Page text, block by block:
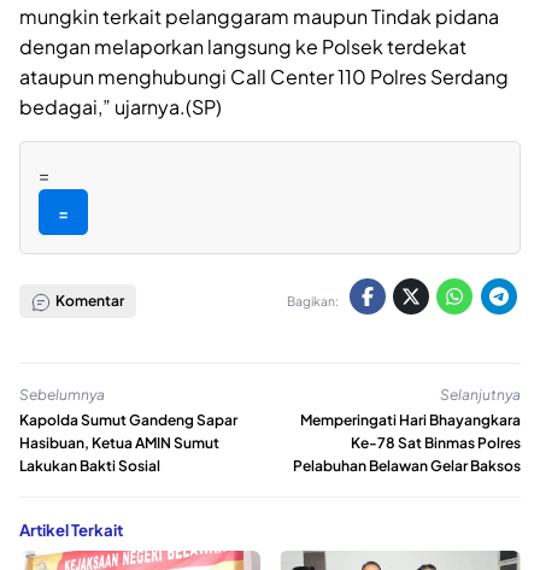
mungkin terkait pelanggaram maupun Tindak pidana
dengan melaporkan langsung ke Polsek terdekat
ataupun menghubungi Call Center 110 Polres Serdang
bedagai,” ujarnya.(SP)
=
=
Komentar Bagikan:
Sebelumnya
Kapolda Sumut Gandeng Sapar
Hasibuan, Ketua AMIN Sumut
Lakukan Bakti Sosial
Selanjutnya
Memperingati Hari Bhayangkara
Ke-78 Sat Binmas Polres
Pelabuhan Belawan Gelar Baksos
Artikel Terkait